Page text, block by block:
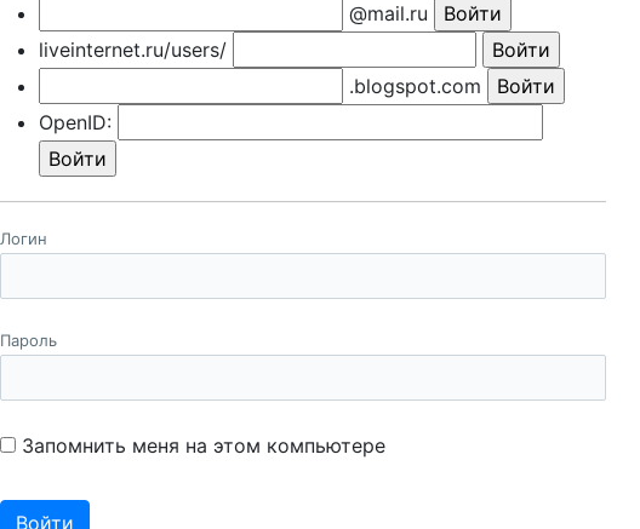
@mail.ru
liveinternet.ru/users/
.blogspot.com
OpenID:
Логин
Пароль
Запомнить меня на этом компьютере